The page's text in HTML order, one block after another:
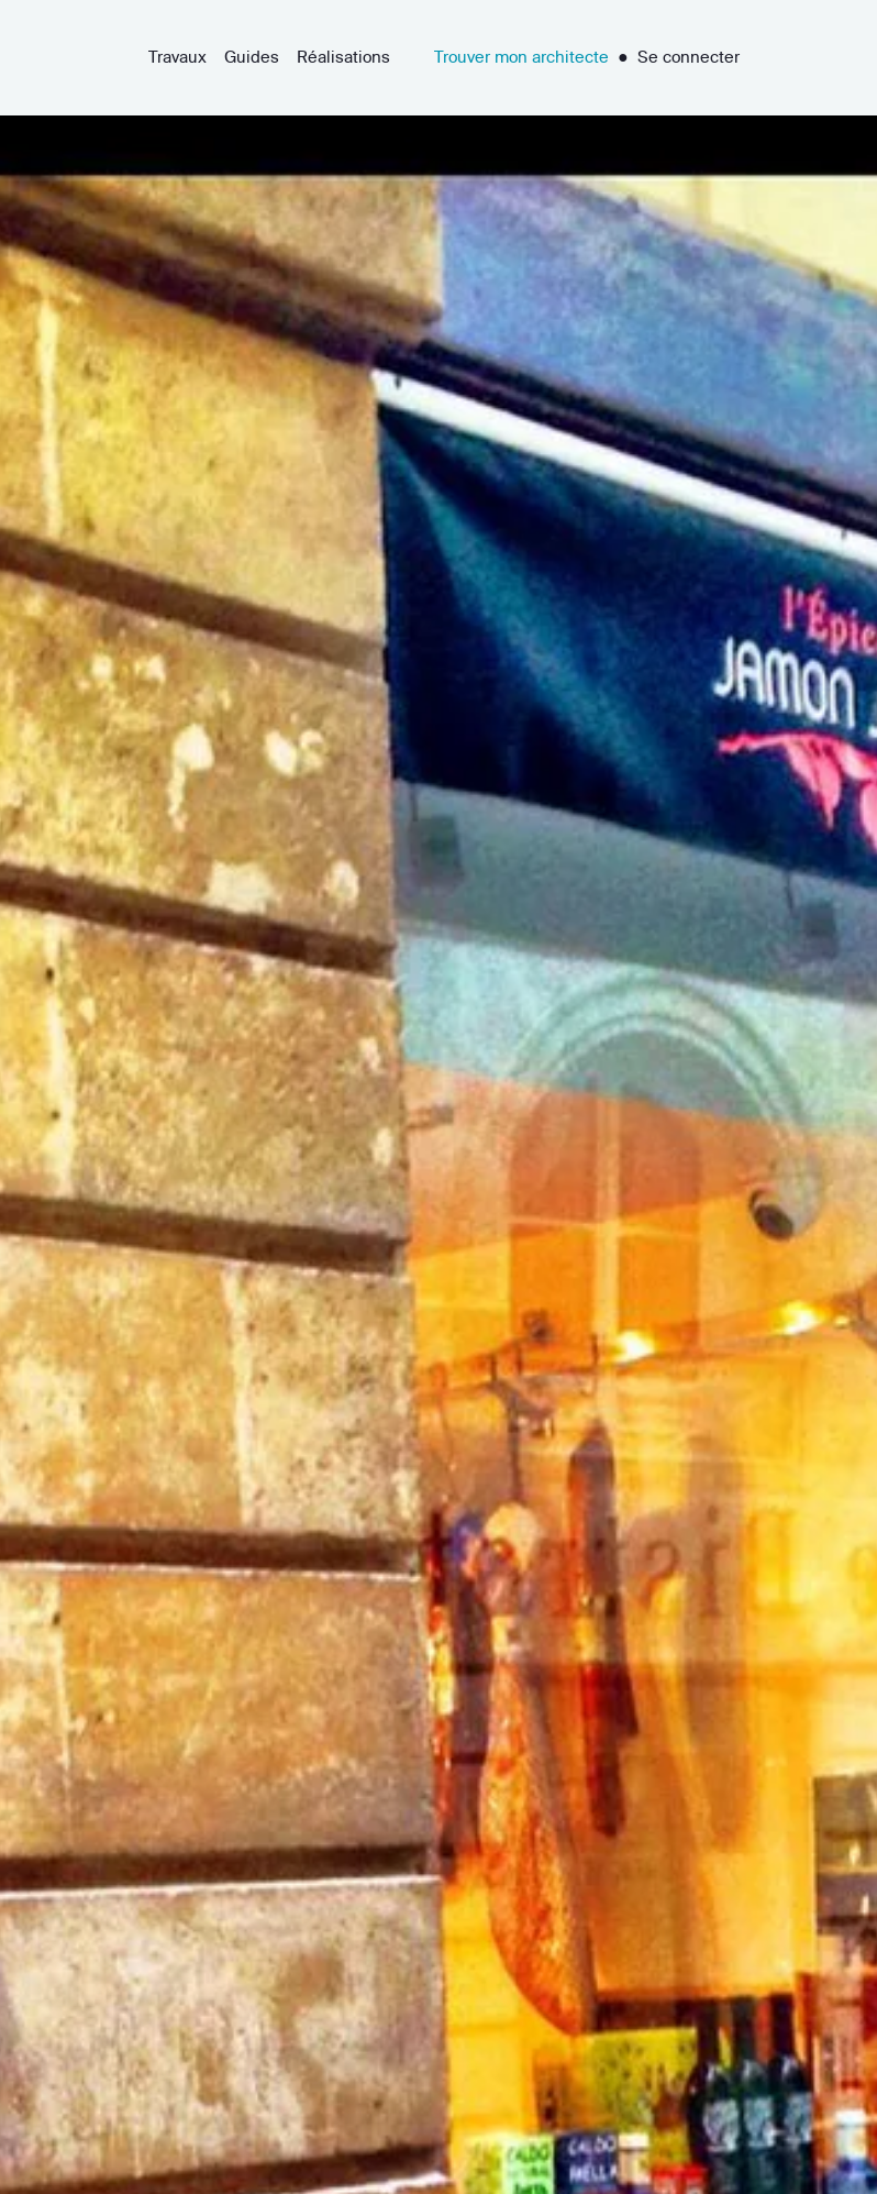
Travaux Guides Réalisations Trouver mon architecte ● Se connecter